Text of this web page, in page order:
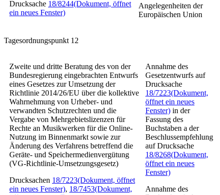
Drucksache 18/8244(Dokument, öffnet
ein neues Fenster)
Angelegenheiten der
Europäischen Union
Tagesordnungspunkt 12
Zweite und dritte Beratung des von der
Bundesregierung eingebrachten Entwurfs
eines Gesetzes zur Umsetzung der
Richtlinie 2014/26/EU über die kollektive
Wahrnehmung von Urheber- und
verwandten Schutzrechten und die
Vergabe von Mehrgebietslizenzen für
Rechte an Musikwerken für die Online-
Nutzung im Binnenmarkt sowie zur
Änderung des Verfahrens betreffend die
Geräte- und Speichermedienvergütung
(VG-Richtlinie-Umsetzungsgesetz)
Drucksachen 18/7223(Dokument, öffnet
ein neues Fenster), 18/7453(Dokument,
Annahme des
Gesetzentwurfs auf
Drucksache
18/7223(Dokument,
öffnet ein neues
Fenster) in der
Fassung des
Buchstaben a der
Beschlussempfehlung
auf Drucksache
18/8268(Dokument,
öffnet ein neues
Fenster)
Annahme des